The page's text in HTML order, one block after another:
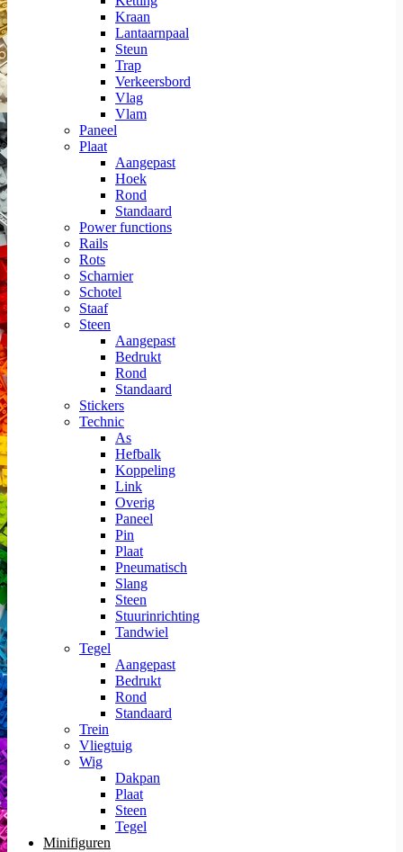
Kraan
Lantaarnpaal
Steun
Trap
Verkeersbord
Vlag
Vlam
Paneel
Plaat
Aangepast
Hoek
Rond
Standaard
Power functions
Rails
Rots
Scharnier
Schotel
Staaf
Steen
Aangepast
Bedrukt
Rond
Standaard
Stickers
Technic
As
Hefbalk
Koppeling
Link
Overig
Paneel
Pin
Plaat
Pneumatisch
Slang
Steen
Stuurinrichting
Tandwiel
Tegel
Aangepast
Bedrukt
Rond
Standaard
Trein
Vliegtuig
Wig
Dakpan
Plaat
Steen
Tegel
Minifiguren